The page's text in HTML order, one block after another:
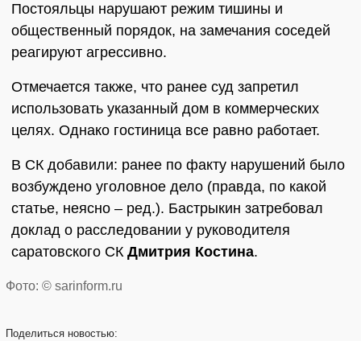
Постояльцы нарушают режим тишины и
общественный порядок, на замечания соседей
реагируют агрессивно.
Отмечается также, что ранее суд запретил
использовать указанный дом в коммерческих
целях. Однако гостиница все равно работает.
В СК добавили: ранее по факту нарушений было
возбуждено уголовное дело (правда, по какой
статье, неясно – ред.). Бастрыкин затребовал
доклад о расследовании у руководителя
саратовского СК Дмитрия Костина.
Фото: © sarinform.ru
Поделиться новостью: